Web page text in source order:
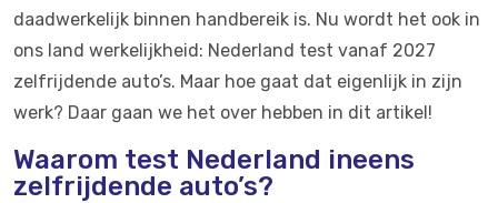
daadwerkelijk binnen handbereik is. Nu wordt het ook in
ons land werkelijkheid: Nederland test vanaf 2027
zelfrijdende auto’s. Maar hoe gaat dat eigenlijk in zijn
werk? Daar gaan we het over hebben in dit artikel!
Waarom test Nederland ineens
zelfrijdende auto’s?